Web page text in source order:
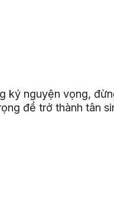
ký nguyện vọng,
để trở thành tân